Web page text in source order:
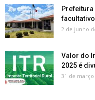
Prefeitura
2 de junho
Valor do
2025 é
31 de março